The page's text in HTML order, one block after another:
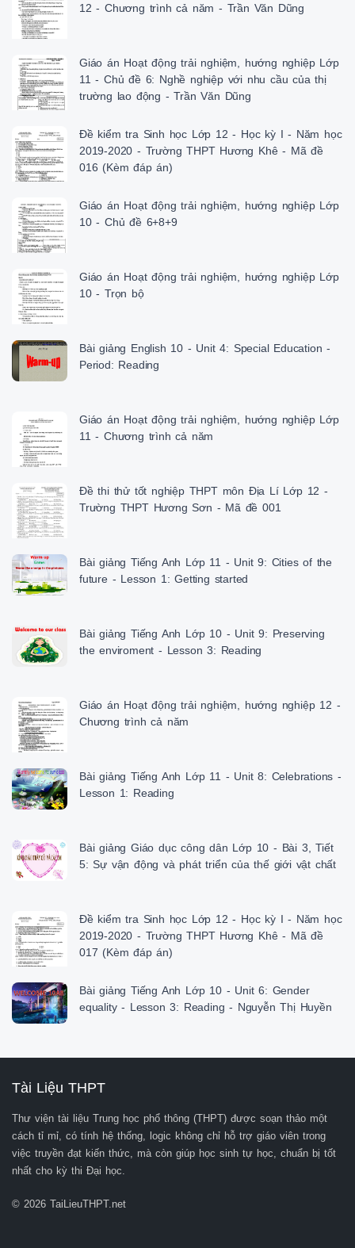
12 - Chương trình cả năm - Trần Văn Dũng
Giáo án Hoạt động trải nghiệm, hướng nghiệp Lớp
11 - Chủ đề 6: Nghề nghiệp với nhu cầu của thị
trường lao động - Trần Văn Dũng
Đề kiểm tra Sinh học Lớp 12 - Học kỳ I - Năm học
2019-2020 - Trường THPT Hương Khê - Mã đề
016 (Kèm đáp án)
Giáo án Hoạt động trải nghiệm, hướng nghiệp Lớp
10 - Chủ đề 6+8+9
Giáo án Hoạt động trải nghiệm, hướng nghiệp Lớp
10 - Trọn bộ
Bài giảng English 10 - Unit 4: Special Education -
Period: Reading
Giáo án Hoạt động trải nghiệm, hướng nghiệp Lớp
11 - Chương trình cả năm
Đề thi thử tốt nghiệp THPT môn Địa Lí Lớp 12 -
Trường THPT Hương Sơn - Mã đề 001
Bài giảng Tiếng Anh Lớp 11 - Unit 9: Cities of the
future - Lesson 1: Getting started
Bài giảng Tiếng Anh Lớp 10 - Unit 9: Preserving
the enviroment - Lesson 3: Reading
Giáo án Hoạt động trải nghiệm, hướng nghiệp 12 -
Chương trình cả năm
Bài giảng Tiếng Anh Lớp 11 - Unit 8: Celebrations -
Lesson 1: Reading
Bài giảng Giáo dục công dân Lớp 10 - Bài 3, Tiết
5: Sự vận động và phát triển của thế giới vật chất
Đề kiểm tra Sinh học Lớp 12 - Học kỳ I - Năm học
2019-2020 - Trường THPT Hương Khê - Mã đề
017 (Kèm đáp án)
Bài giảng Tiếng Anh Lớp 10 - Unit 6: Gender
equality - Lesson 3: Reading - Nguyễn Thị Huyền
Tài Liệu THPT
Thư viện tài liệu Trung học phổ thông (THPT) được soạn thảo một
cách tỉ mỉ, có tính hệ thống, logic không chỉ hỗ trợ giáo viên trong
việc truyền đạt kiến thức, mà còn giúp học sinh tự học, chuẩn bị tốt
nhất cho kỳ thi Đại học.
© 2026 TaiLieuTHPT.net